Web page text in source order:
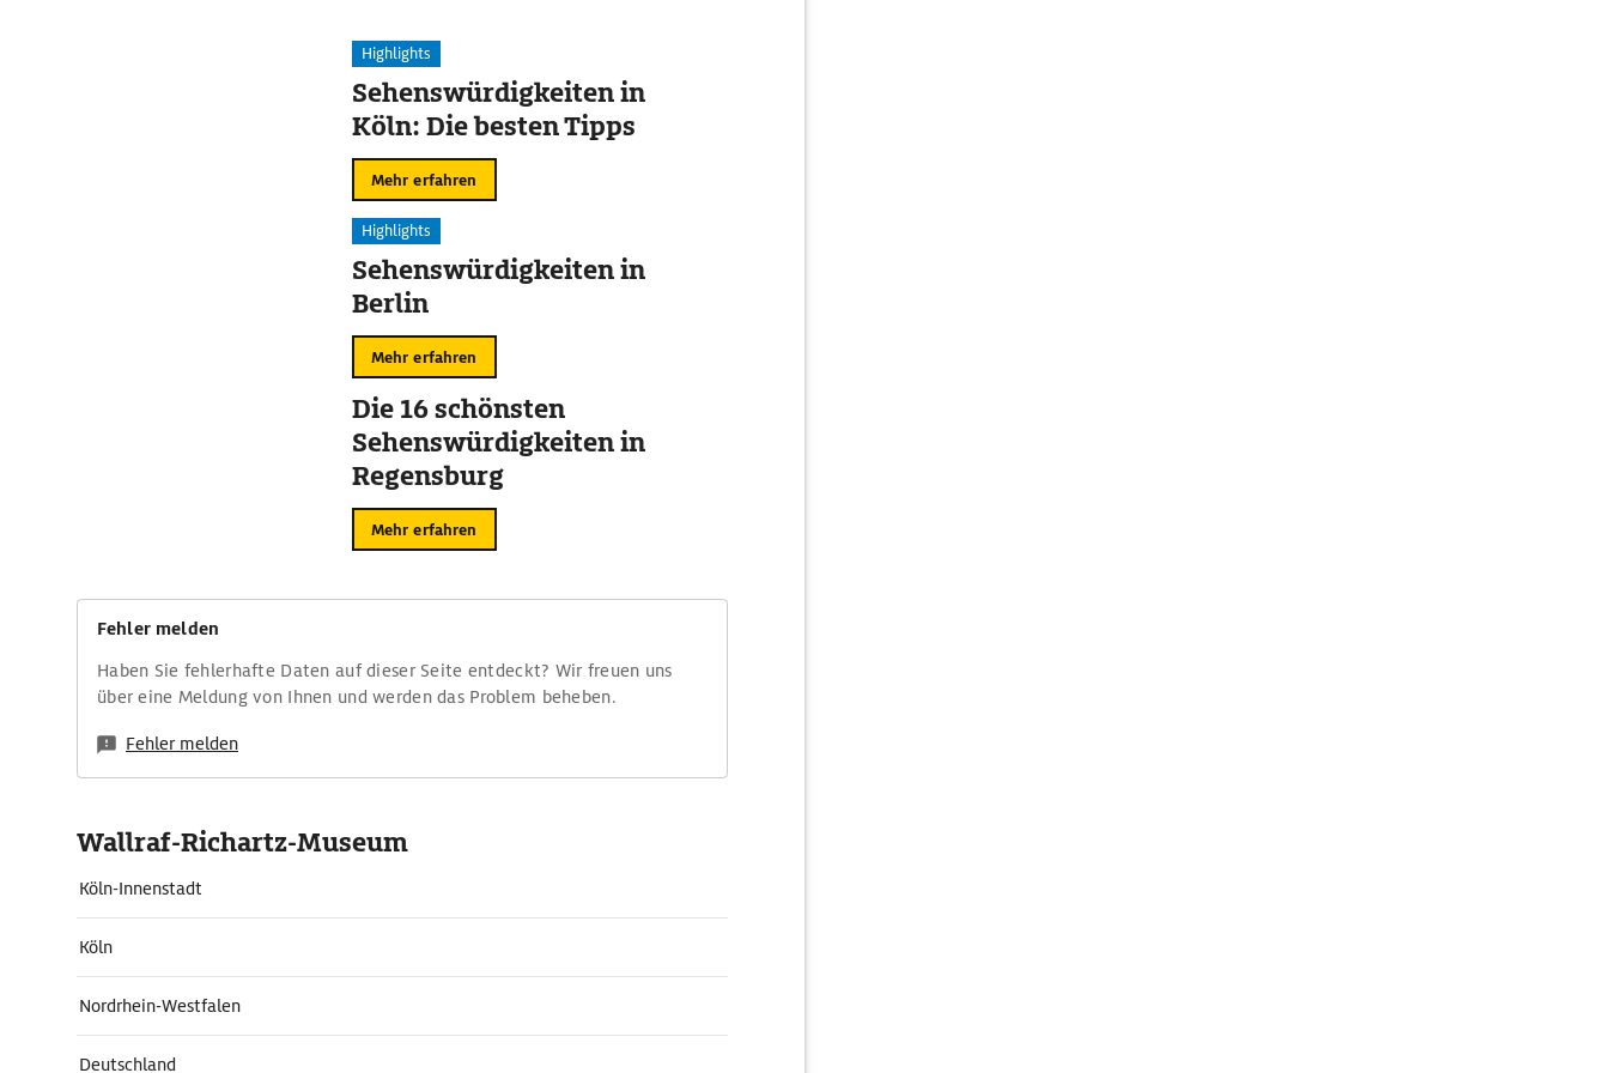
Highlights
Sehenswürdigkeiten in
Köln: Die besten Tipps
Mehr erfahren
Highlights
Sehenswürdigkeiten in
Berlin
Mehr erfahren
Die 16 schönsten
Sehenswürdigkeiten in
Regensburg
Mehr erfahren
Fehler melden
Haben Sie fehlerhafte Daten auf dieser Seite entdeckt? Wir freuen uns
über eine Meldung von Ihnen und werden das Problem beheben.
Fehler melden
Wallraf-Richartz-Museum
Köln-Innenstadt
Köln
Nordrhein-Westfalen
Deutschland